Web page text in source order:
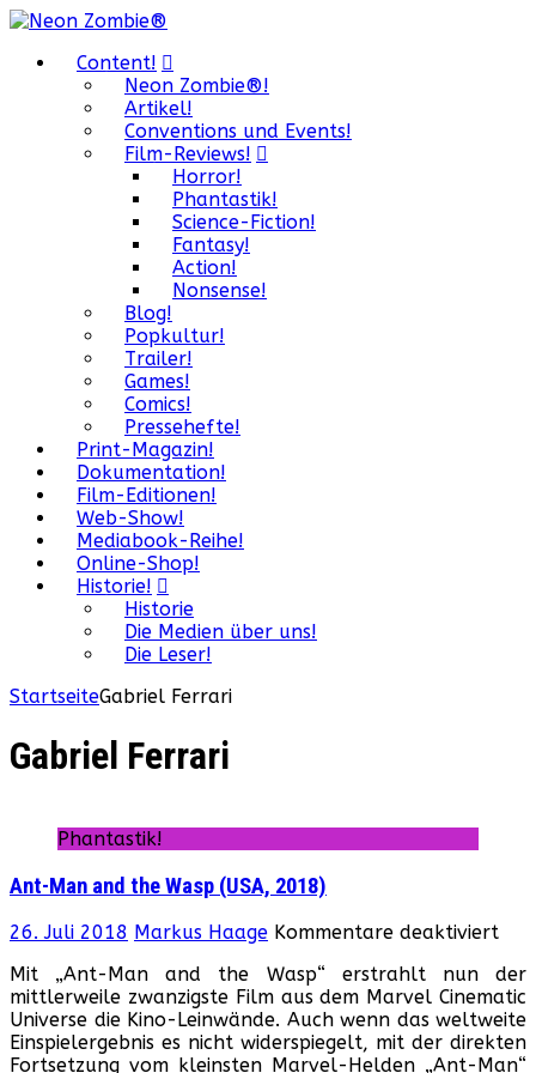
Content!
Neon Zombie®!
Artikel!
Conventions und Events!
Film-Reviews!
Horror!
Phantastik!
Science-Fiction!
Fantasy!
Action!
Nonsense!
Blog!
Popkultur!
Trailer!
Games!
Comics!
Pressehefte!
Print-Magazin!
Dokumentation!
Film-Editionen!
Web-Show!
Mediabook-Reihe!
Online-Shop!
Historie!
Historie
Die Medien über uns!
Die Leser!
StartseiteGabriel Ferrari
Gabriel Ferrari
Phantastik!
Ant-Man and the Wasp (USA, 2018)
26. Juli 2018 Markus Haage Kommentare deaktiviertfür
and
the
Mit „Ant-Man and the Wasp“ erstrahlt nun der
mittlerweile zwanzigste Film aus dem Marvel Cinematic
Universe die Kino-Leinwände. Auch wenn das weltweite
Einspielergebnis es nicht widerspiegelt, mit der direkten
Fortsetzung vom kleinsten Marvel-Helden „Ant-Man“